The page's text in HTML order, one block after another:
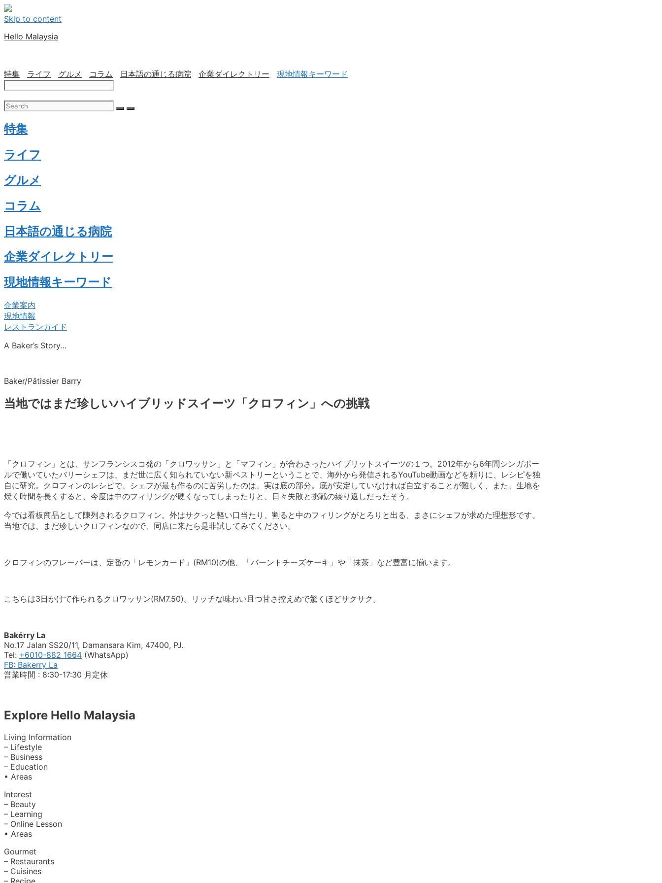
Skip to content
Hello Malaysia
特集 ライフ グルメ コラム 日本語の通じる病院 企業ダイレクトリー 現地情報キーワード
特集
ライフ
グルメ
コラム
日本語の通じる病院
企業ダイレクトリー
現地情報キーワード
企業案内
現地情報
レストランガイド
A Baker’s Story…
Baker/Pâtissier Barry
当地ではまだ珍しいハイブリッドスイーツ「クロフィン」への挑戦
「クロフィン」とは、サンフランシスコ発の「クロワッサン」と「マフィン」が合わさったハイブリットスイーツの１つ。2012年から6年間シンガポー
ルで働いていたバリーシェフは、まだ世に広く知られていない新ペストリーということで、海外から発信されるYouTube動画などを頼りに、レシピを独
自に研究。クロフィンのレシピで、シェフが最も作るのに苦労したのは、実は底の部分。底が安定していなければ自立することが難しく、また、生地を
焼く時間を長くすると、今度は中のフィリングが硬くなってしまったりと、日々失敗と挑戦の繰り返しだったそう。
今では看板商品として陳列されるクロフィン。外はサクっと軽い口当たり、割ると中のフィリングがとろりと出る、まさにシェフが求めた理想形です。
当地では、まだ珍しいクロフィンなので、同店に来たら是非試してみてください。
クロフィンのフレーバーは、定番の「レモンカード」(RM10)の他、「バーントチーズケーキ」や「抹茶」など豊富に揃います。
こちらは3日かけて作られるクロワッサン(RM7.50)。リッチな味わい且つ甘さ控えめで驚くほどサクサク。
Bakérry La
No.17 Jalan SS20/11, Damansara Kim, 47400, PJ.
Tel: +6010-882 1664 (WhatsApp)
FB: Bakerry La
営業時間 : 8:30-17:30 月定休
Explore Hello Malaysia
Living Information
– Lifestyle
– Business
– Education
• Areas
Interest
– Beauty
– Learning
– Online Lesson
• Areas
Gourmet
– Restaurants
– Cuisines
– Recipe